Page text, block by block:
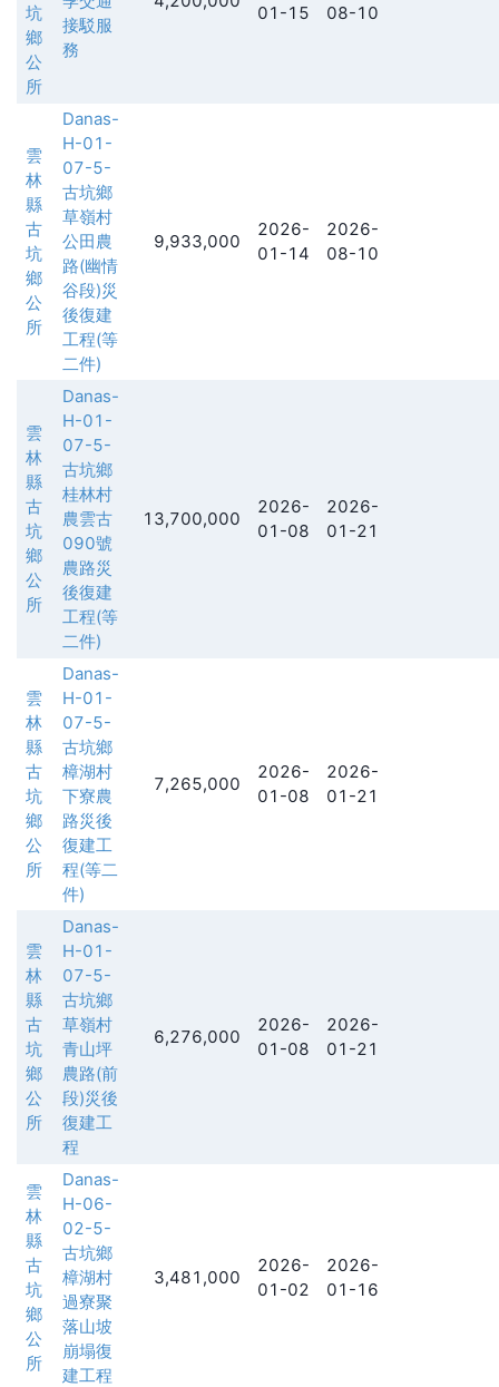
坑
鄉
公
所
接駁服
務
01-15 08-10
雲
林
縣
古
坑
鄉
公
所
Danas-
H-01-
07-5-
古坑鄉
草嶺村
公田農
路(幽情
谷段)災
後復建
工程(等
二件)
9,933,000
2026-
01-14
2026-
08-10
雲
林
縣
古
坑
鄉
公
所
Danas-
H-01-
07-5-
古坑鄉
桂林村
農雲古
090號
農路災
後復建
工程(等
二件)
13,700,000
2026-
01-08
2026-
01-21
雲
林
縣
古
坑
鄉
公
所
Danas-
H-01-
07-5-
古坑鄉
樟湖村
下寮農
路災後
復建工
程(等二
件)
7,265,000
2026-
01-08
2026-
01-21
雲
林
縣
古
坑
鄉
公
所
Danas-
H-01-
07-5-
古坑鄉
草嶺村
青山坪
農路(前
段)災後
復建工
程
6,276,000
2026-
01-08
2026-
01-21
雲
林
縣
古
坑
鄉
公
所
Danas-
H-06-
02-5-
古坑鄉
樟湖村
過寮聚
落山坡
崩塌復
建工程
3,481,000
2026-
01-02
2026-
01-16